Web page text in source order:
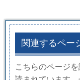
関連するペー
こちらのページ